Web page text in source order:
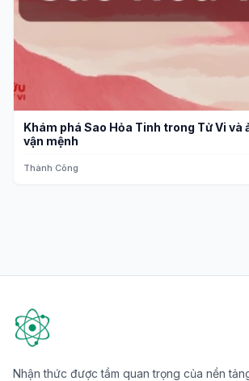
Khám phá Sao Hỏa Tinh trong Tử Vi và
vận mệnh
Thành Công
Nhận thức được tầm quan trọng của nền